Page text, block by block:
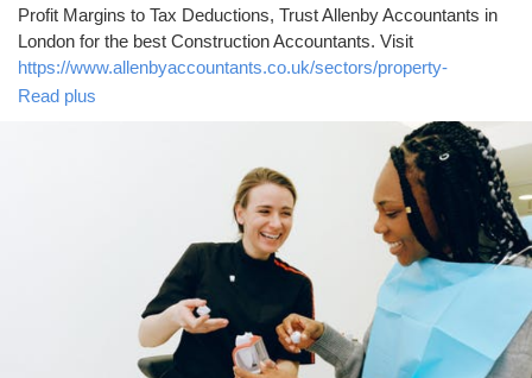
Profit Margins to Tax Deductions, Trust Allenby Accountants in
London for the best Construction Accountants. Visit
https://www.allenbyaccountants.co.uk/sectors/property-
construction-accountants/
Read plus